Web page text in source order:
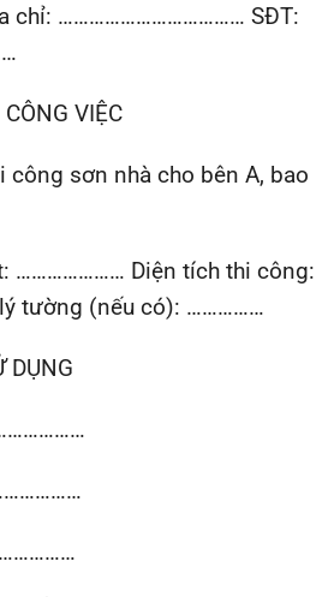
chỉ: ……………………………… SĐT:
VIỆC
công sơn nhà cho bên A, bao
………………… Diện tích thi công:
tường (nếu có): ……………
DỤNG